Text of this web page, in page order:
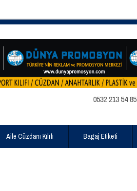
0532 213 54 85
Aile Cüzdanı Kılıfı Bagaj Etiketi